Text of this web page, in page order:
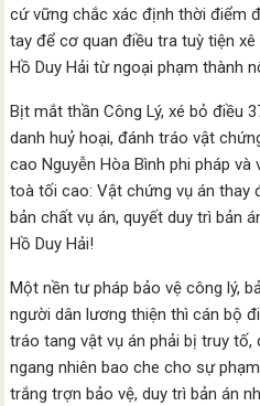
cứ vững chắc xác định thời điểm
tay để cơ quan điều tra tuỳ tiện
Hồ Duy Hải từ ngoại phạm thành
Bịt mắt thần Công Lý, xé bỏ điều
danh huỷ hoại, đánh tráo vật
cao Nguyễn Hòa Bình phi pháp
toà tối cao: Vật chứng vụ án thay
bản chất vụ án, quyết duy trì bản
Hồ Duy Hải!
Một nền tư pháp bảo vệ công lý,
người dân lương thiện thì cán bộ
tráo tang vật vụ án phải bị truy tố,
ngang nhiên bao che cho sự
trắng trợn bảo vệ, duy trì bản án